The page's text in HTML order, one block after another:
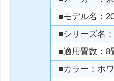
■モデル名：
■シリーズ名
■適用畳数：8
■カラー：ホ